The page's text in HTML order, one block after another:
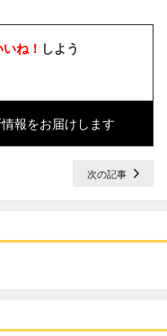
いね！ しよう
報をお届けします
次の記事